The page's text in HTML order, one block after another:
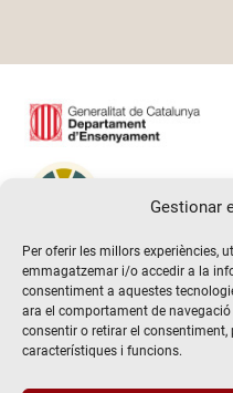
Gestionar
Per oferir les millors experiències,
emmagatzemar i/o accedir a la
consentiment a aquestes
ara el comportament de
consentir o retirar el
característiques i funcions.